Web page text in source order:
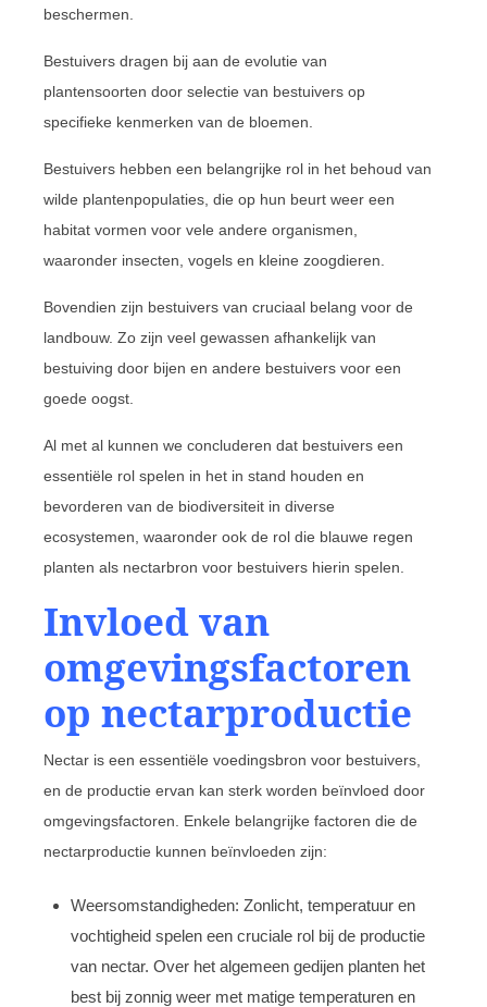
beschermen.
Bestuivers dragen bij aan de evolutie van
plantensoorten door selectie van bestuivers op
specifieke kenmerken van de bloemen.
Bestuivers hebben een belangrijke rol in het behoud van
wilde plantenpopulaties, die op hun beurt weer een
habitat vormen voor vele andere organismen,
waaronder insecten, vogels en kleine zoogdieren.
Bovendien zijn bestuivers van cruciaal belang voor de
landbouw. Zo zijn veel gewassen afhankelijk van
bestuiving door bijen en andere bestuivers voor een
goede oogst.
Al met al kunnen we concluderen dat bestuivers een
essentiële rol spelen in het in stand houden en
bevorderen van de biodiversiteit in diverse
ecosystemen, waaronder ook de rol die blauwe regen
planten als nectarbron voor bestuivers hierin spelen.
Invloed van
omgevingsfactoren
op nectarproductie
Nectar is een essentiële voedingsbron voor bestuivers,
en de productie ervan kan sterk worden beïnvloed door
omgevingsfactoren. Enkele belangrijke factoren die de
nectarproductie kunnen beïnvloeden zijn:
Weersomstandigheden: Zonlicht, temperatuur en
vochtigheid spelen een cruciale rol bij de productie
van nectar. Over het algemeen gedijen planten het
best bij zonnig weer met matige temperaturen en